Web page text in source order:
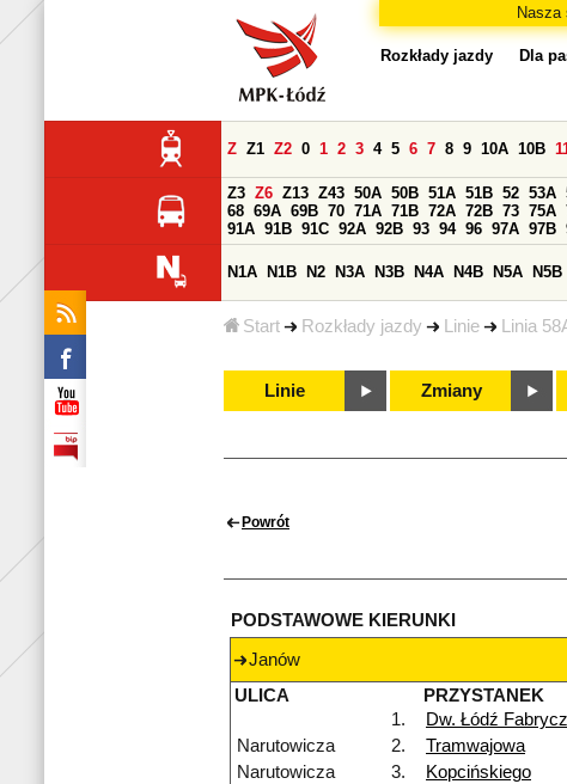
Start Rozkłady jazdy Linie Linia
Rozkłady jazdy Dla
Z Z1 Z2 0 1 2 3 4 5 6 7 8 9 10A 10B
Z3 Z6 Z13 Z43 50A 50B 51A 51B 52 53A
68 69A 69B 70 71A 71B 72A 72B 73 75A
91A 91B 91C 92A 92B 93 94 96 97A 97B
N1A N1B N2 N3A N3B N4A N4B N5A N5B
Linie Zmiany
Powrót
PODSTAWOWE KIERUNKI
Janów
ULICA
PRZYSTANEK
1.
Dw. Łódź
Narutowicza
2. Tramwajowa
Narutowicza
3. Kopcińskiego